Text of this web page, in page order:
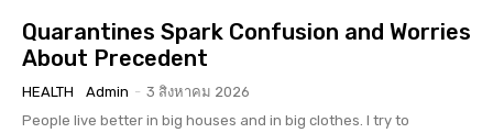
Quarantines Spark Confusion and Worries
About Precedent
HEALTH Admin - 3 สิงหาคม 2026
People live better in big houses and in big clothes. I try to